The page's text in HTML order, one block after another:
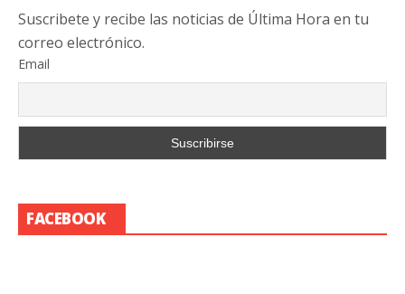
Suscribete y recibe las noticias de Última Hora en tu
correo electrónico.
Email
FACEBOOK